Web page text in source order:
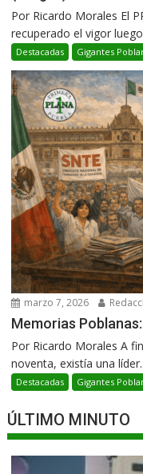
Por Ricardo Morales El
recuperado el vigor luego
Destacadas Gigantes
marzo 7, 2026
Memorias
Por Ricardo Morales A
noventa, existía una
Destacadas Gigantes
ÚLTIMO MINUTO